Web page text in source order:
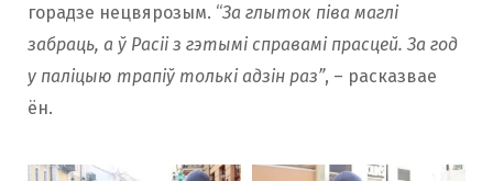
горадзе нецвярозым. “За глыток піва маглі
забраць, а ў Расіі з гэтымі справамі прасцей. За год
у паліцыю трапіў толькі адзін раз”, – расказвае
ён.